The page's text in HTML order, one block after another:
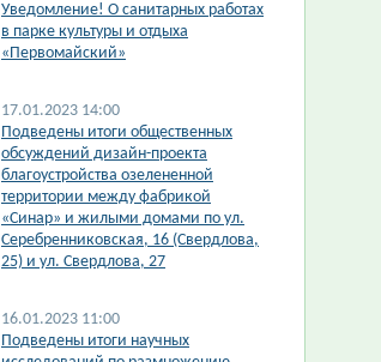
​Уведомление! О санитарных работах
в парке культуры и отдыха
«Первомайский»
17.01.2023 14:00
​Подведены итоги общественных
обсуждений дизайн-проекта
благоустройства озелененной
территории между фабрикой
«Синар» и жилыми домами по ул.
Серебренниковская, 16 (Свердлова,
25) и ул. Свердлова, 27
16.01.2023 11:00
Подведены итоги научных